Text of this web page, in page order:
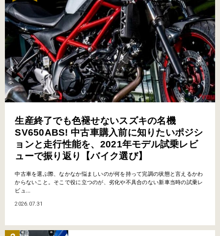
生産終了でも色褪せないスズキの名機
SV650ABS! 中古車購入前に知りたいポジシ
ョンと走行性能を、2021年モデル試乗レビ
ューで振り返り【バイク選び】
中古車を選ぶ際、なかなか悩ましいのが何を持って完調の状態と言えるかわ
からないこと。そこで役に立つのが、劣化や不具合のない新車当時の試乗レ
ビュ...
2026.07.31